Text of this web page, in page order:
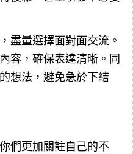
盡量選擇面對面交流。
容，確保表達清晰。同
想法，避免急於下結
們更加關註自己的不